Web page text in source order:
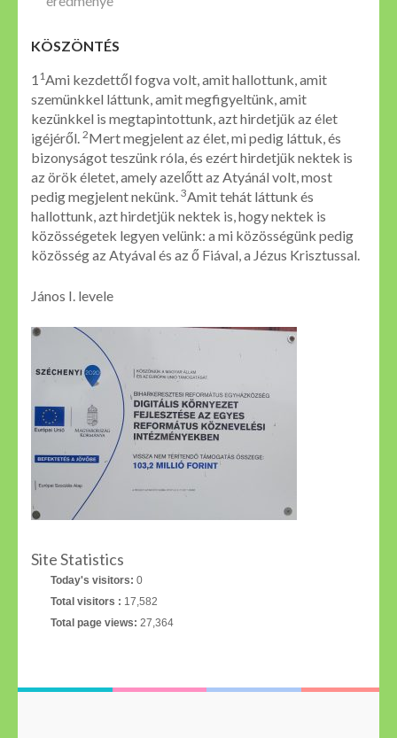
KÖSZÖNTÉS
1 1Ami kezdettől fogva volt, amit hallottunk, amit
szemünkkel láttunk, amit megfigyeltünk, amit
kezünkkel is megtapintottunk, azt hirdetjük az élet
igéjéről. 2Mert megjelent az élet, mi pedig láttuk, és
bizonyságot teszünk róla, és ezért hirdetjük nektek is
az örök életet, amely azelőtt az Atyánál volt, most
pedig megjelent nekünk. 3Amit tehát láttunk és
hallottunk, azt hirdetjük nektek is, hogy nektek is
közösségetek legyen velünk: a mi közösségünk pedig
közösség az Atyával és az ő Fiával, a Jézus Krisztussal.
János I. levele
Site Statistics
Today's visitors: 0
Total visitors : 17,582
Total page views: 27,364